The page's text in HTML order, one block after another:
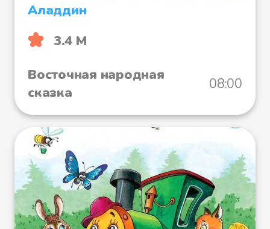
Аладдин
3.4 М
Восточная народная
сказка
08:00